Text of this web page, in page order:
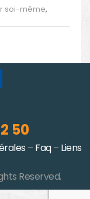
soi-même,
50
– Faq– Liens
Reserved.